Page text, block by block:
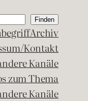
Finden
Archiv
Kontakt
Kanäle
zum Thema
Kanäle